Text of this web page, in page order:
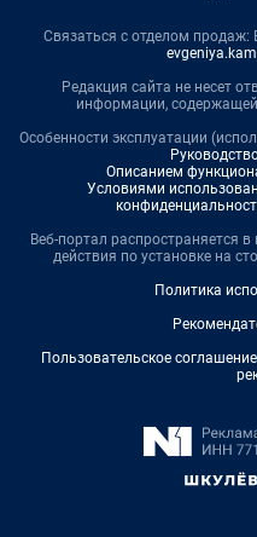
Связаться с отделом продаж:
Редакция сайта не несет
информации,
Особенности эксплуатации
Описанием
Условиями
Веб-портал распространяется
действия по установке на
Политика
Пользовательское